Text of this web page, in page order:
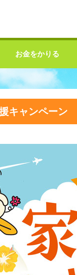
お金をかりる
キャンペーン